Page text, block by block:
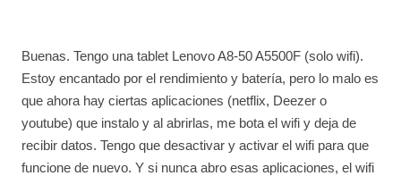
Buenas. Tengo una tablet Lenovo A8-50 A5500F (solo wifi).
Estoy encantado por el rendimiento y batería, pero lo malo es
que ahora hay ciertas aplicaciones (netflix, Deezer o
youtube) que instalo y al abrirlas, me bota el wifi y deja de
recibir datos. Tengo que desactivar y activar el wifi para que
funcione de nuevo. Y si nunca abro esas aplicaciones, el wifi